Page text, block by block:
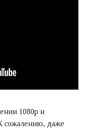
1080p и
сожалению, даже